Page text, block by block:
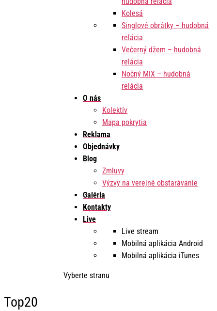
Kolesá
Singlové obrátky – hudobná
relácia
Večerný džem – hudobná
relácia
Nočný MIX – hudobná
relácia
O nás
Kolektív
Mapa pokrytia
Reklama
Objednávky
Blog
Zmluvy
Výzvy na verejné obstarávanie
Galéria
Kontakty
Live
Live stream
Mobilná aplikácia Android
Mobilná aplikácia iTunes
Vyberte stranu
Top20